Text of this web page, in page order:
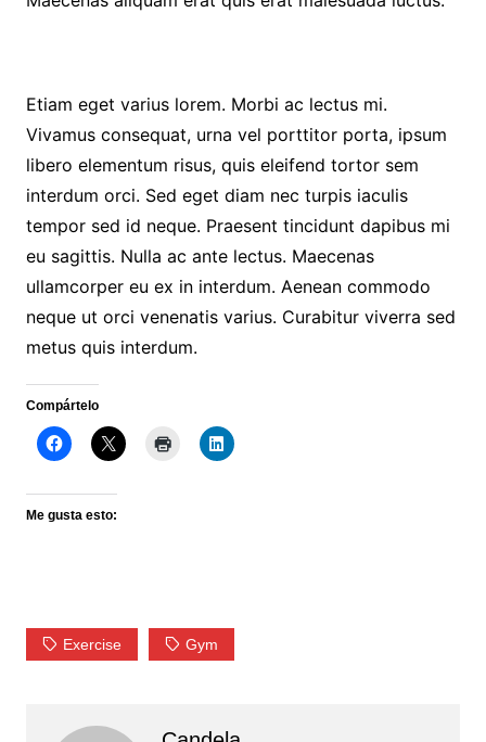
Etiam eget varius lorem. Morbi ac lectus mi.
Vivamus consequat, urna vel porttitor porta, ipsum
libero elementum risus, quis eleifend tortor sem
interdum orci. Sed eget diam nec turpis iaculis
tempor sed id neque. Praesent tincidunt dapibus mi
eu sagittis. Nulla ac ante lectus. Maecenas
ullamcorper eu ex in interdum. Aenean commodo
neque ut orci venenatis varius. Curabitur viverra sed
metus quis interdum.
Compártelo
Me gusta esto:
Exercise Gym